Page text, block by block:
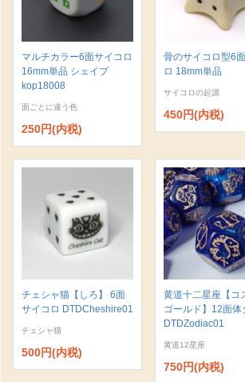
マルチカラー6面サイコロ
16mm単品 シェイプ
kop18008
面ごとに違う色
250円(内税)
骨のサイコロ型6
ロ 18mm単品
サイコロの起源
450円(内税)
チェシャ猫【しろ】 6面
サイコロ DTDCheshire01
チェシャ猫
500円(内税)
黄道十二星座【コ
ゴールド】12面体
DTDZodiac01
黄道12星座
750円(内税)